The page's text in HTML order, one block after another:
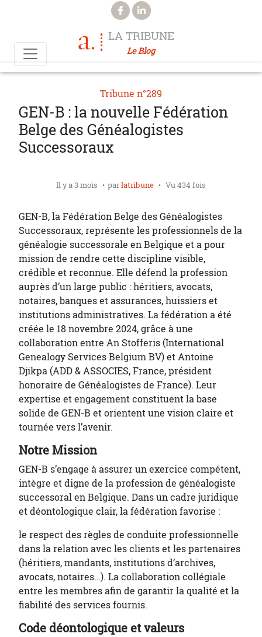
Aller au contenu principal
LA TRIBUNE
Le Blog
Tribune n°289
GEN-B : la nouvelle Fédération
Belge des Généalogistes
Successoraux
Il y a 3 mois parlatribune Vu 434 fois
GEN-B, la Fédération Belge des Généalogistes
Successoraux, représente les professionnels de la
généalogie successorale en Belgique et a pour
mission de rendre cette discipline visible,
crédible et reconnue. Elle défend la profession
auprès d’un large public : héritiers, avocats,
notaires, banques et assurances, huissiers et
institutions administratives. La fédération a été
créée le 18 novembre 2024, grâce à une
collaboration entre An Stofferis (International
Genealogy Services Belgium BV) et Antoine
Djikpa (ADD & ASSOCIES, France, président
honoraire de Généalogistes de France). Leur
expertise et engagement constituent la base
solide de GEN-B et orientent une vision claire et
tournée vers l’avenir.
Notre Mission
GEN-B s’engage à assurer un exercice compétent,
intègre et digne de la profession de généalogiste
successoral en Belgique. Dans un cadre juridique
et déontologique clair, la fédération favorise :
le respect des règles de conduite professionnelle
dans la relation avec les clients et les partenaires
(héritiers, mandants, institutions d’archives,
avocats, notaires…). La collaboration collégiale
entre les membres afin de garantir la qualité et la
fiabilité des services fournis.
Code déontologique et valeurs